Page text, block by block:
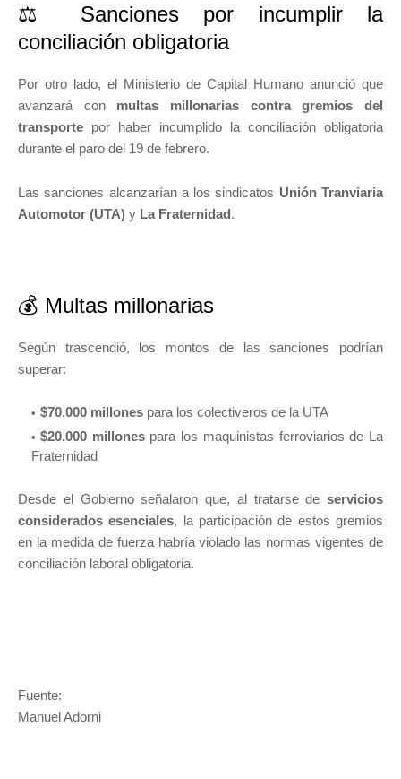
⚖️ Sanciones por incumplir la
conciliación obligatoria
Por otro lado, el Ministerio de Capital Humano anunció que
avanzará con multas millonarias contra gremios del
transporte por haber incumplido la conciliación obligatoria
durante el paro del 19 de febrero.
Las sanciones alcanzarían a los sindicatos Unión Tranviaria
Automotor (UTA) y La Fraternidad.
💰 Multas millonarias
Según trascendió, los montos de las sanciones podrían
superar:
$70.000 millones para los colectiveros de la UTA
$20.000 millonespara los maquinistas ferroviarios de La
Fraternidad
Desde el Gobierno señalaron que, al tratarse de servicios
considerados esenciales, la participación de estos gremios
en la medida de fuerza habría violado las normas vigentes de
conciliación laboral obligatoria.
Fuente:
Manuel Adorni